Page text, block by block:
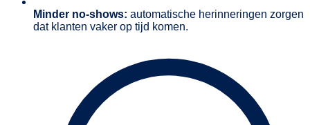
Minder no-shows: automatische herinneringen zorgen
dat klanten vaker op tijd komen.